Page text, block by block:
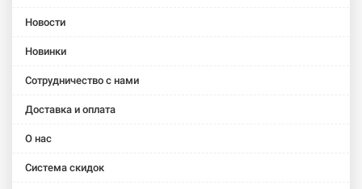
Новости
Новинки
Сотрудничество с нами
Доставка и оплата
О нас
Система скидок